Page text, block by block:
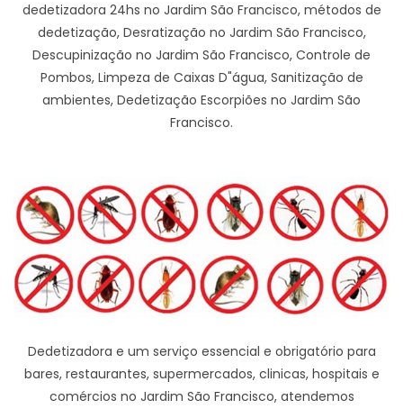
dedetizadora 24hs no Jardim São Francisco, métodos de
dedetização, Desratização no Jardim São Francisco,
Descupinização no Jardim São Francisco, Controle de
Pombos, Limpeza de Caixas D"água, Sanitização de
ambientes, Dedetização Escorpiões no Jardim São
Francisco.
Dedetizadora e um serviço essencial e obrigatório para
bares, restaurantes, supermercados, clinicas, hospitais e
comércios no Jardim São Francisco, atendemos